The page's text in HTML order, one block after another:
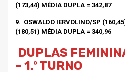
(173,44) MÉDIA DUPLA = 342,87
9. OSWALDO IERVOLINO/SP
(180,51) MÉDIA DUPLA = 340,96
DUPLAS
– 1.º TURNO